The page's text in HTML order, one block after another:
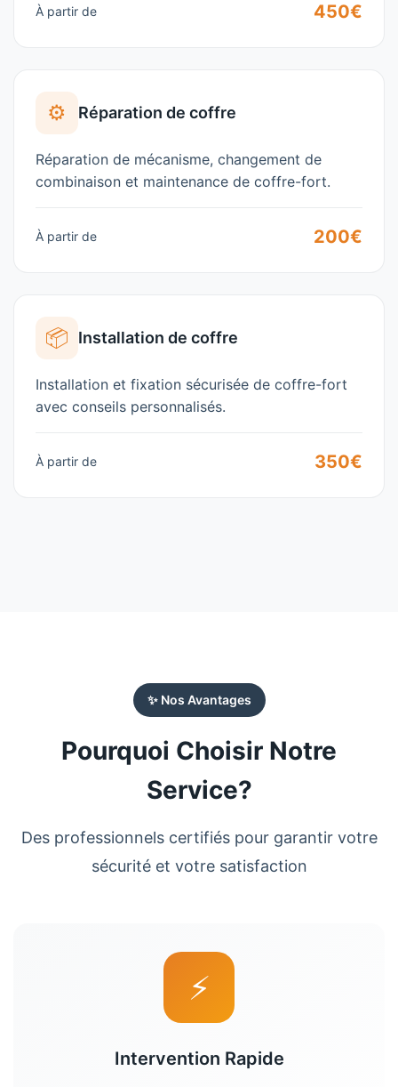
À partir de 450€
⚙️ Réparation de coffre
Réparation de mécanisme, changement de
combinaison et maintenance de coffre-fort.
À partir de 200€
📦 Installation de coffre
Installation et fixation sécurisée de coffre-fort
avec conseils personnalisés.
À partir de 350€
✨ Nos Avantages
Pourquoi Choisir Notre
Service?
Des professionnels certifiés pour garantir votre
sécurité et votre satisfaction
⚡
Intervention Rapide